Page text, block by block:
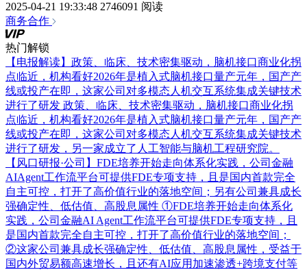
2025-04-21 19:33:48 2746091 阅读
商务合作
热门解锁
【电报解读】政策、临床、技术密集驱动，脑机接口商业化拐
点临近，机构看好2026年是植入式脑机接口量产元年，国产产
线或投产在即，这家公司对多模态人机交互系统集成关键技术
进行了研发 政策、临床、技术密集驱动，脑机接口商业化拐
点临近，机构看好2026年是植入式脑机接口量产元年，国产产
线或投产在即，这家公司对多模态人机交互系统集成关键技术
进行了研发，另一家成立了人工智能与脑机工程研究院。
【风口研报·公司】FDE培养开始走向体系化实践，公司金融
AIAgent工作流平台可提供FDE专项支持，且是国内首款完全
自主可控，打开了高价值行业的落地空间；另有公司兼具成长
强确定性、低估值、高股息属性 ①FDE培养开始走向体系化
实践，公司金融AI Agent工作流平台可提供FDE专项支持，且
是国内首款完全自主可控，打开了高价值行业的落地空间；
②这家公司兼具成长强确定性、低估值、高股息属性，受益于
国内外贸易额高速增长，且还有AI应用加速渗透+跨境支付等